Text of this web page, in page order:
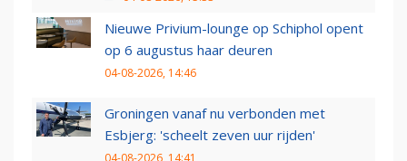
Nieuwe Privium-lounge op Schiphol opent
op 6 augustus haar deuren
04-08-2026, 14:46
Groningen vanaf nu verbonden met
Esbjerg: 'scheelt zeven uur rijden'
04-08-2026, 14:41